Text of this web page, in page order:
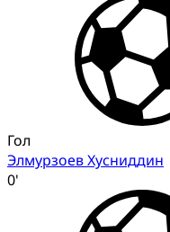
Гол
Элмурзоев Хусниддин
0'